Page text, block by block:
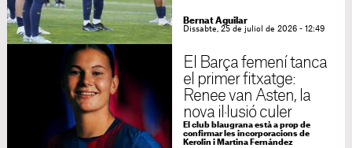
Bernat Aguilar
Dissabte, 25 de juliol de 2026 - 12:49
El Barça femení tanca
el primer fitxatge:
Renee van Asten, la
nova il·lusió culer
El club blaugrana està a prop de
confirmar les incorporacions de
Kerolin i Martina Fernández